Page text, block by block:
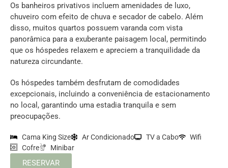
Os banheiros privativos incluem amenidades de luxo,
chuveiro com efeito de chuva e secador de cabelo. Além
disso, muitos quartos possuem varanda com vista
panorâmica para a exuberante paisagem local, permitindo
que os hóspedes relaxem e apreciem a tranquilidade da
natureza circundante.
Os hóspedes também desfrutam de comodidades
excepcionais, incluindo a conveniência de estacionamento
no local, garantindo uma estadia tranquila e sem
preocupações.
Cama King Size Ar Condicionado TV a Cabo
Wifi
Cofre
Minibar
RESERVAR